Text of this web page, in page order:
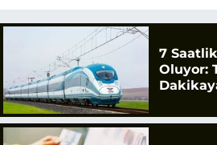
7
Oluyor: